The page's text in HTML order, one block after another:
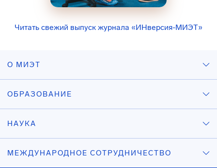
Читать свежий выпуск журнала «ИНверсия-МИЭТ»
О МИЭТ
ОБРАЗОВАНИЕ
НАУКА
МЕЖДУНАРОДНОЕ СОТРУДНИЧЕСТВО